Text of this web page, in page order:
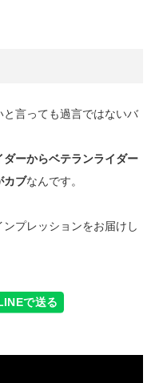
言っても過言ではないバ
ーからベテランライダー
カブなんです。
プレッションをお届けし